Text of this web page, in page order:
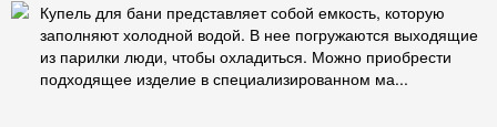
Купель для бани представляет собой емкость, которую
заполняют холодной водой. В нее погружаются выходящие
из парилки люди, чтобы охладиться. Можно приобрести
подходящее изделие в специализированном ма...